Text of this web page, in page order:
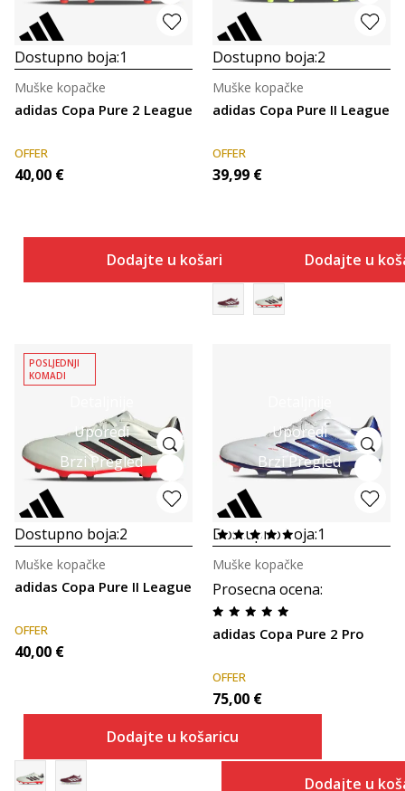
Dostupno boja:1
adidas Copa Pure 2 League
Muške kopačke
OFFER
40,00 €
Dodajte u košaricu
Dostupno boja:2
adidas Copa Pure II League
Muške kopačke
OFFER
39,99 €
Dodajte u
Uporedi
Brzi Pregled
POSLJEDNJI
KOMADI
Dostupno boja:2
adidas Copa Pure II League
Muške kopačke
OFFER
40,00 €
Dodajte u košaricu
Uporedi
Brzi Pregled
Dostupno boja:1
Prosecna ocena:
adidas Copa Pure 2 Pro
Muške kopačke
OFFER
75,00 €
Dodajte u